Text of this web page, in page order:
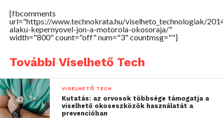
egyáltalán nem fogyott ki az ötletekből. Reméljük,
hogy az okostelefonok területén is hasonló
újdonságokat ismerhetünk majd meg a Motorolától,
dobnának piacra, biztosan sokan vevők lennének rá.
[fbcomments
url="https://www.technokrata.hu/viselheto_technologiak/
alaku-kepernyovel-jon-a-motorola-okosoraja/"
width="800" count="off" num="3" countmsg=""]
További Viselhető Tech
VISELHETŐ TECH
Kutatás: az orvosok többsége támogatja a
viselhető okoseszközök használatát a
prevencióban